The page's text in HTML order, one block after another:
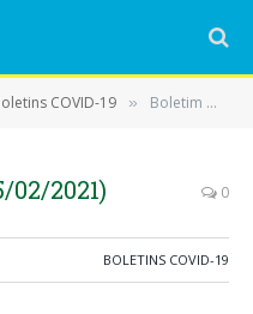
COVID-19 » Boletim COVID-19 (25/02/2021)
02/2021) 0
BOLETINS COVID-19